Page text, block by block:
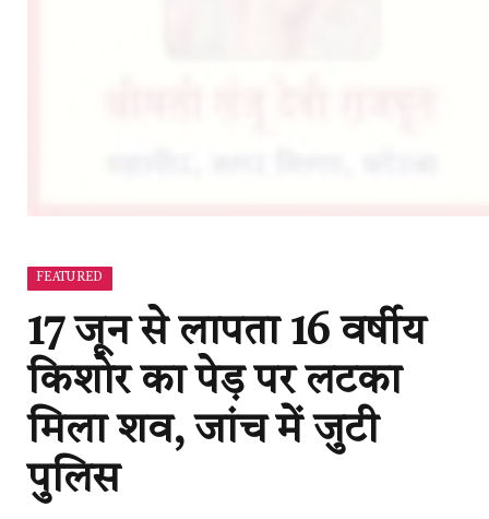
FEATURED
17 जून से लापता 16 वर्षीय
किशोर का पेड़ पर लटका
मिला शव, जांच में जुटी
पुलिस